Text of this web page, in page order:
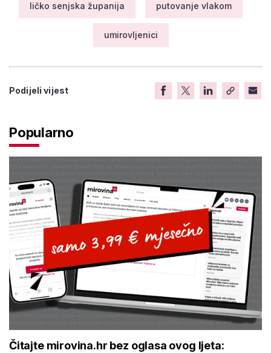
ličko senjska županija putovanje vlakom
umirovljenici
Podijeli vijest
Popularno
Čitajte mirovina.hr bez oglasa ovog ljeta: